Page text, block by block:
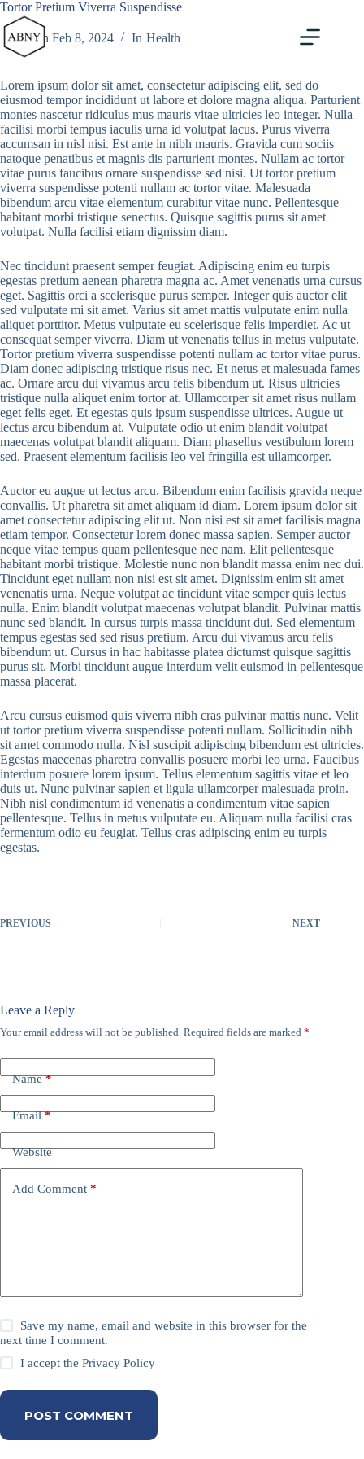
Skip
to
content
Tortor Pretium Viverra Suspendisse
On Feb 8, 2024 In Health
Lorem ipsum dolor sit amet, consectetur adipiscing elit, sed do
eiusmod tempor incididunt ut labore et dolore magna aliqua. Parturient
montes nascetur ridiculus mus mauris vitae ultricies leo integer. Nulla
facilisi morbi tempus iaculis urna id volutpat lacus. Purus viverra
accumsan in nisl nisi. Est ante in nibh mauris. Gravida cum sociis
natoque penatibus et magnis dis parturient montes. Nullam ac tortor
vitae purus faucibus ornare suspendisse sed nisi. Ut tortor pretium
viverra suspendisse potenti nullam ac tortor vitae. Malesuada
bibendum arcu vitae elementum curabitur vitae nunc. Pellentesque
habitant morbi tristique senectus. Quisque sagittis purus sit amet
volutpat. Nulla facilisi etiam dignissim diam.
Nec tincidunt praesent semper feugiat. Adipiscing enim eu turpis
egestas pretium aenean pharetra magna ac. Amet venenatis urna cursus
eget. Sagittis orci a scelerisque purus semper. Integer quis auctor elit
sed vulputate mi sit amet. Varius sit amet mattis vulputate enim nulla
aliquet porttitor. Metus vulputate eu scelerisque felis imperdiet. Ac ut
consequat semper viverra. Diam ut venenatis tellus in metus vulputate.
Tortor pretium viverra suspendisse potenti nullam ac tortor vitae purus.
Diam donec adipiscing tristique risus nec. Et netus et malesuada fames
ac. Ornare arcu dui vivamus arcu felis bibendum ut. Risus ultricies
tristique nulla aliquet enim tortor at. Ullamcorper sit amet risus nullam
eget felis eget. Et egestas quis ipsum suspendisse ultrices. Augue ut
lectus arcu bibendum at. Vulputate odio ut enim blandit volutpat
maecenas volutpat blandit aliquam. Diam phasellus vestibulum lorem
sed. Praesent elementum facilisis leo vel fringilla est ullamcorper.
Auctor eu augue ut lectus arcu. Bibendum enim facilisis gravida neque
convallis. Ut pharetra sit amet aliquam id diam. Lorem ipsum dolor sit
amet consectetur adipiscing elit ut. Non nisi est sit amet facilisis magna
etiam tempor. Consectetur lorem donec massa sapien. Semper auctor
neque vitae tempus quam pellentesque nec nam. Elit pellentesque
habitant morbi tristique. Molestie nunc non blandit massa enim nec dui.
Tincidunt eget nullam non nisi est sit amet. Dignissim enim sit amet
venenatis urna. Neque volutpat ac tincidunt vitae semper quis lectus
nulla. Enim blandit volutpat maecenas volutpat blandit. Pulvinar mattis
nunc sed blandit. In cursus turpis massa tincidunt dui. Sed elementum
tempus egestas sed sed risus pretium. Arcu dui vivamus arcu felis
bibendum ut. Cursus in hac habitasse platea dictumst quisque sagittis
purus sit. Morbi tincidunt augue interdum velit euismod in pellentesque
massa placerat.
Arcu cursus euismod quis viverra nibh cras pulvinar mattis nunc. Velit
ut tortor pretium viverra suspendisse potenti nullam. Sollicitudin nibh
sit amet commodo nulla. Nisl suscipit adipiscing bibendum est ultricies.
Egestas maecenas pharetra convallis posuere morbi leo urna. Faucibus
interdum posuere lorem ipsum. Tellus elementum sagittis vitae et leo
duis ut. Nunc pulvinar sapien et ligula ullamcorper malesuada proin.
Nibh nisl condimentum id venenatis a condimentum vitae sapien
pellentesque. Tellus in metus vulputate eu. Aliquam nulla facilisi cras
fermentum odio eu feugiat. Tellus cras adipiscing enim eu turpis
egestas.
PREVIOUS NEXT
Leave a Reply
Your email address will not be published. Required fields are marked *
Name*
Email*
Website
Add Comment *
Save my name, email and website in this browser for the
next time I comment.
I accept thePrivacy Policy
POST COMMENT